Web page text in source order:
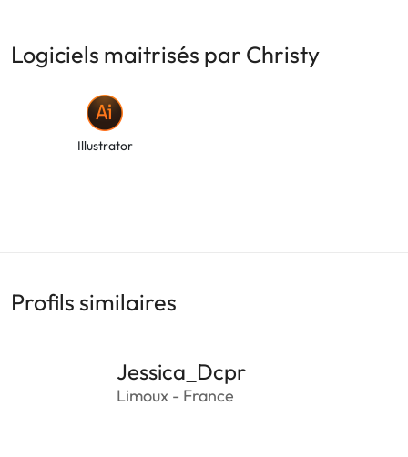
Logiciels maitrisés par Christy
Illustrator
Profils similaires
Jessica_Dcpr
Limoux - France